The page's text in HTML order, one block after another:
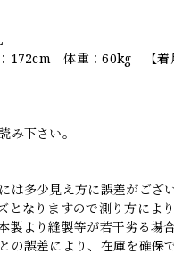
172cm 体重：60kg 【着
み下さい。
多少見え方に誤差がござい
なりますので測り方によ
より縫製等が若干劣る場合
誤差により、在庫を確保